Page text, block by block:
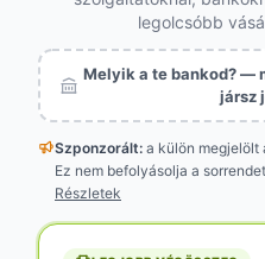
legolcsóbb
Melyik a te bankod? —
jársz
Szponzorált: a külön megjelölt
Ez nem befolyásolja a
Részletek